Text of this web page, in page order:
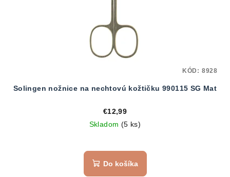
Solingen nožnice na nechtovú kožtičku 990115 SG Mat
€12,99
Skladom (5 ks)
Do košíka
KÓD: 8928